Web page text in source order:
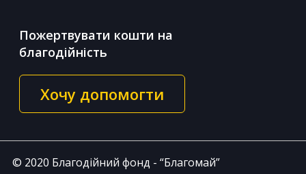
Пожертвувати кошти на
благодійність
Хочу допомогти
© 2020 Благодійний фонд - “Благомай”